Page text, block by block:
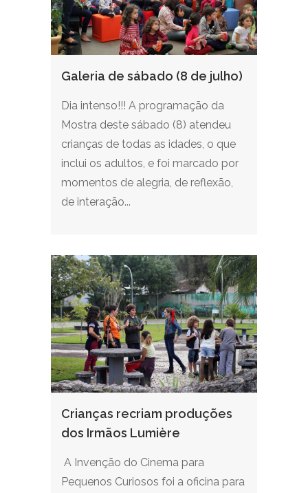
Galeria de sábado (8 de julho)
Dia intenso!!! A programação da
Mostra deste sábado (8) atendeu
crianças de todas as idades, o que
inclui os adultos, e foi marcado por
momentos de alegria, de reflexão,
de interação...
Crianças recriam produções
dos Irmãos Lumière
A Invenção do Cinema para
Pequenos Curiosos foi a oficina para